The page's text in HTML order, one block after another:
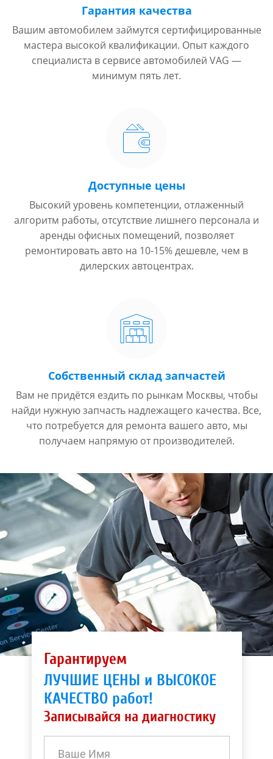
Гарантия качества
Вашим автомобилем займутся сертифицированные
мастера высокой квалификации. Опыт каждого
специалиста в сервисе автомобилей VAG —
минимум пять лет.
Доступные цены
Высокий уровень компетенции, отлаженный
алгоритм работы, отсутствие лишнего персонала и
аренды офисных помещений, позволяет
ремонтировать авто на 10-15% дешевле, чем в
дилерских автоцентрах.
Собственный склад запчастей
Вам не придётся ездить по рынкам Москвы, чтобы
найди нужную запчасть надлежащего качества. Все,
что потребуется для ремонта вашего авто, мы
получаем напрямую от производителей.
Гарантируем
ЛУЧШИЕ ЦЕНЫ и ВЫСОКОЕ
КАЧЕСТВО работ!
Записывайся на диагностику